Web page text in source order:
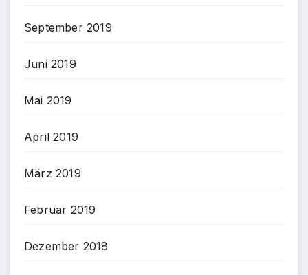
September 2019
Juni 2019
Mai 2019
April 2019
März 2019
Februar 2019
Dezember 2018